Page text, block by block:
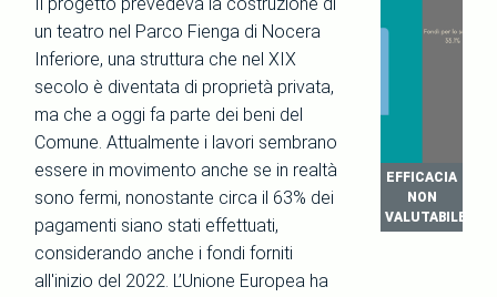
un teatro nel Parco Fienga di Nocera
Inferiore, una struttura che nel XIX
secolo è diventata di proprietà privata,
ma che a oggi fa parte dei beni del
Comune. Attualmente i lavori sembrano
essere in movimento anche se in realtà
sono fermi, nonostante circa il 63% dei
pagamenti siano stati effettuati,
considerando anche i fondi forniti
all'inizio del 2022. L’Unione Europea ha
EFFICACIA
NON
VALUTABILE